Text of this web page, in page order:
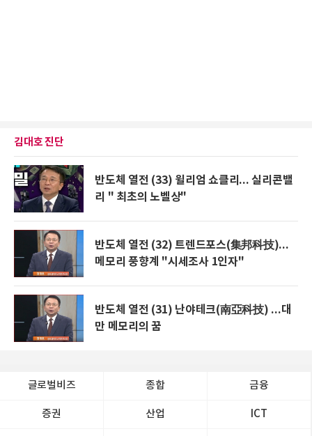
김대호 진단
반도체 열전 (33) 윌리엄 쇼클리... 실리콘밸
리 " 최초의 노벨상"
반도체 열전 (32) 트렌드포스(集邦科技)...
메모리 풍향계 "시세조사 1인자"
반도체 열전 (31) 난야테크(南亞科技) ...대
만 메모리의 꿈
글로벌비즈 종합 금융
증권 산업 ICT